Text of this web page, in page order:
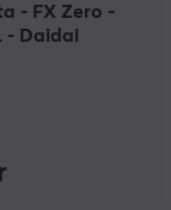
- FX Zero -
- Daidai